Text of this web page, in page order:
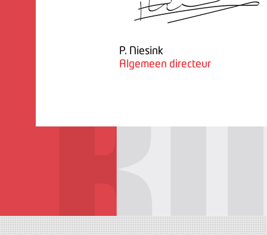
P. Niesink
Algemeen directeur